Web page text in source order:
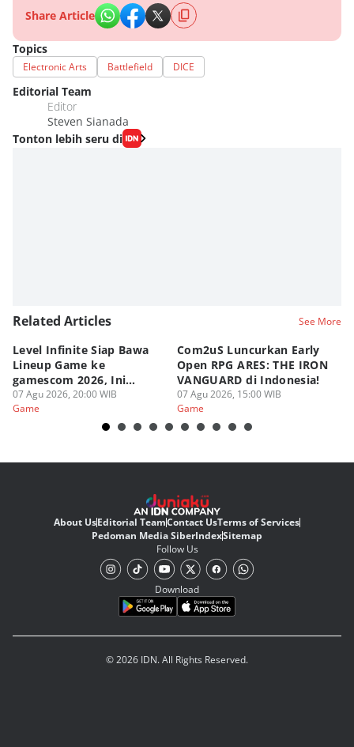
Share Article
Topics
Electronic Arts Battlefield DICE
Editorial Team
Editor
Steven Sianada
Tonton lebih seru di
Related Articles See More
Level Infinite Siap Bawa
Lineup Game ke
gamescom 2026, Ini
Judulnya!
07 Agu 2026, 20:00 WIB
Game
Com2uS Luncurkan Early
Open RPG ARES: THE IRON
VANGUARD di Indonesia!
07 Agu 2026, 15:00 WIB
Game
About UsEditorial TeamContact UsTerms of Services
Pedoman Media SiberIndexSitemap
Follow Us
Download
© 2026 IDN. All Rights Reserved.